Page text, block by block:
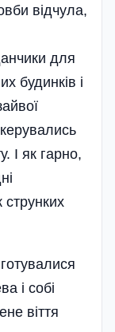
відчула,
для
будинків і
І як гарно,
струнких
і собі
віття